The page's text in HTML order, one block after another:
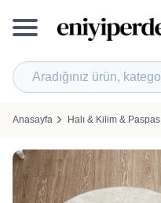
Anasayfa Halı & Kilim & Paspas